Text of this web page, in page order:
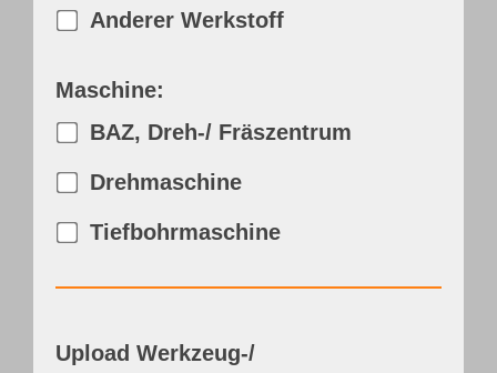
Anderer Werkstoff
Maschine:
BAZ, Dreh-/ Fräszentrum
Drehmaschine
Tiefbohrmaschine
Upload Werkzeug-/